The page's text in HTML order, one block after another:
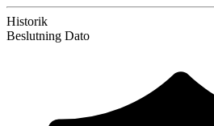
Historik
Beslutning Dato